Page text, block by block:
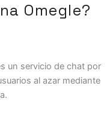
Omegle?
un servicio de chat por
al azar mediante